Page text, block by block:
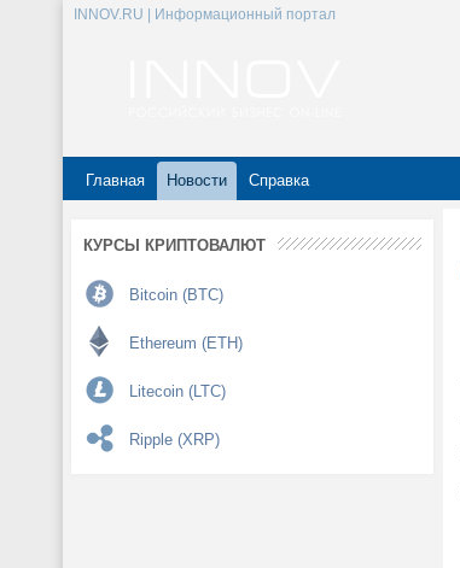
INNOV.RU | Информационный портал
Главная Новости Справка
КУРСЫ КРИПТОВАЛЮТ
Bitcoin (BTC)
Ethereum (ETH)
Litecoin (LTC)
Ripple (XRP)